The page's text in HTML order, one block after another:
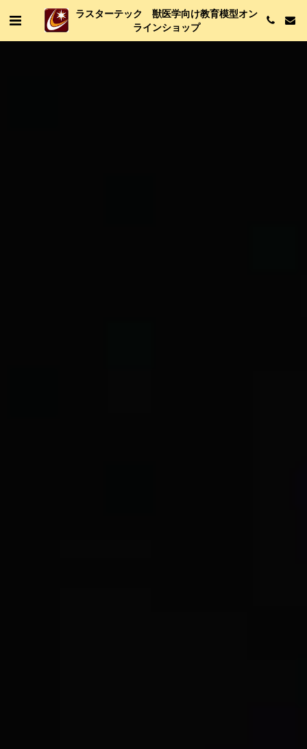
ラスターテック 獣医学向け教育模型オン
ラインショップ